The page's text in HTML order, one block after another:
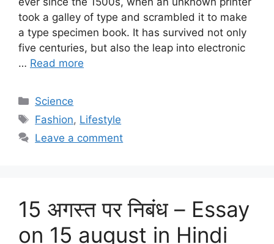
took a galley of type and scrambled it to make
a type specimen book. It has survived not only
five centuries, but also the leap into electronic
… Read more
Categories
Science
Tags
Fashion, Lifestyle
Leave a comment
15 अगस्त पर निबंध – Essay
on 15 august in Hindi